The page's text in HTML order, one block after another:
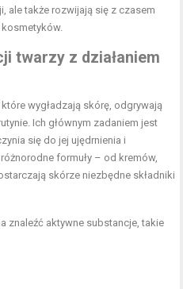
ale także rozwijają się z czasem
twarzy z działaniem
które wygładzają skórę, odgrywają
Ich głównym zadaniem jest
się do jej ujędrnienia i
formuły – od kremów,
skórze niezbędne składniki
znaleźć aktywne substancje, takie